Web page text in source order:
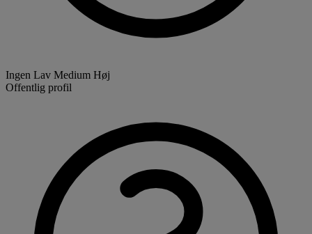
Ingen Lav Medium Høj
Offentlig profil